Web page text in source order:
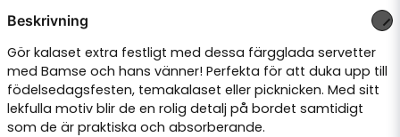
Beskrivning
Gör kalaset extra festligt med dessa färgglada servetter
med Bamse och hans vänner! Perfekta för att duka upp till
födelsedagsfesten, temakalaset eller picknicken. Med sitt
lekfulla motiv blir de en rolig detalj på bordet samtidigt
som de är praktiska och absorberande.